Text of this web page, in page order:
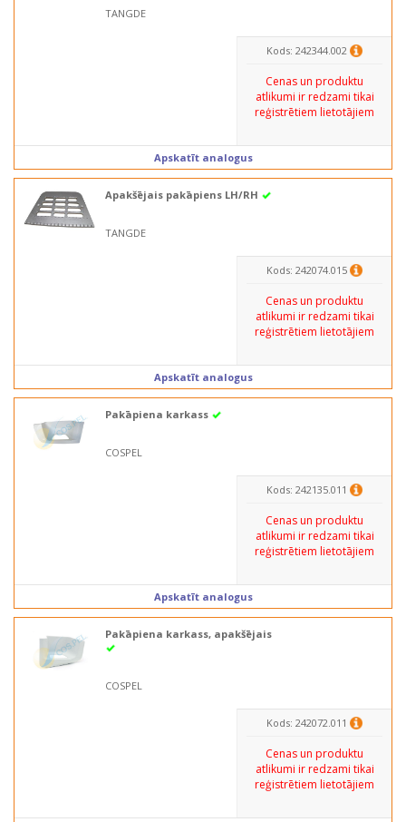
TANGDE
Kods: 242344.002
Cenas un produktu
atlikumi ir redzami tikai
reģistrētiem lietotājiem
Apskatīt analogus
Apakšējais pakāpiens LH/RH
TANGDE
Kods: 242074.015
Cenas un produktu
atlikumi ir redzami tikai
reģistrētiem lietotājiem
Apskatīt analogus
Pakāpiena karkass
COSPEL
Kods: 242135.011
Cenas un produktu
atlikumi ir redzami tikai
reģistrētiem lietotājiem
Apskatīt analogus
Pakāpiena karkass, apakšējais
COSPEL
Kods: 242072.011
Cenas un produktu
atlikumi ir redzami tikai
reģistrētiem lietotājiem